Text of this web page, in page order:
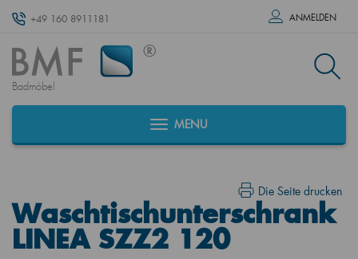
+49 160 8911181 ANMELDEN
Badmöbel
MENU
Die Seite drucken
Waschtischunterschrank
LINEA SZZ2 120